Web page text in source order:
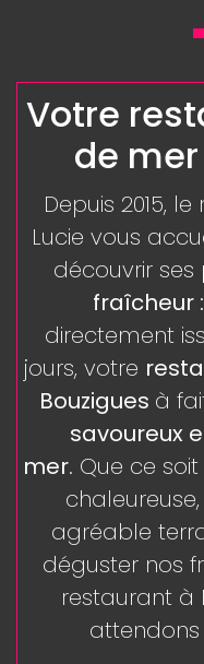
Votre
de
Depuis 2015,
Lucie vous
découvrir ses
fraîcheur
directement
jours, votre
Bouzigues à
savoureux
mer. Que ce
agréable
déguster nos
restaurant à